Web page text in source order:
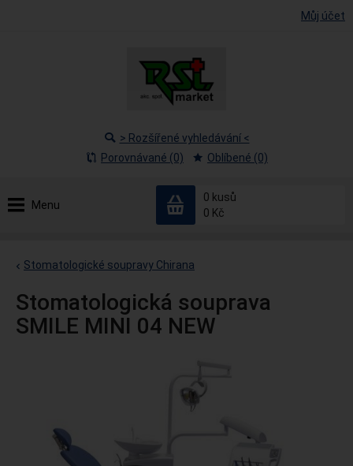
Můj účet
Menu
0 kusů
0 Kč
> Rozšířené vyhledávání <
Porovnávané (0)
Oblíbené (0)
Stomatologické soupravy Chirana
Stomatologická souprava
SMILE MINI 04 NEW